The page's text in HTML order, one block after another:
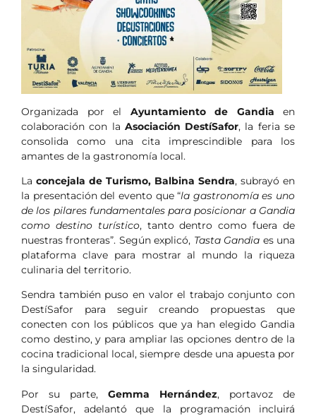
Organizada por el Ayuntamiento de Gandia en
colaboración con la Asociación DestíSafor, la feria se
consolida como una cita imprescindible para los
amantes de la gastronomía local.
La concejala de Turismo, Balbina Sendra, subrayó en
la presentación del evento que “la gastronomía es uno
de los pilares fundamentales para posicionar a Gandia
como destino turístico, tanto dentro como fuera de
nuestras fronteras”. Según explicó, Tasta Gandia es una
plataforma clave para mostrar al mundo la riqueza
culinaria del territorio.
Sendra también puso en valor el trabajo conjunto con
DestíSafor para seguir creando propuestas que
conecten con los públicos que ya han elegido Gandia
como destino, y para ampliar las opciones dentro de la
cocina tradicional local, siempre desde una apuesta por
la singularidad.
Por su parte, Gemma Hernández, portavoz de
DestíSafor, adelantó que la programación incluirá